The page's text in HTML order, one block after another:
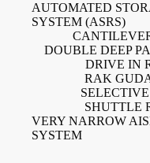
AUTOMATED
SYSTEM (ASRS)
DOUBLE DEEP
DRIVE IN
RAK
SHUTTLE
VERY NARROW
SYSTEM